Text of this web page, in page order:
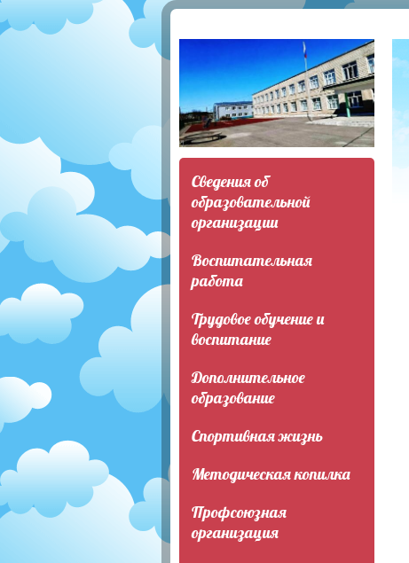
Сведения об
образовательной
организации
Воспитательная
работа
Трудовое обучение и
воспитание
Дополнительное
образование
Спортивная жизнь
Методическая копилка
Профсоюзная
организация